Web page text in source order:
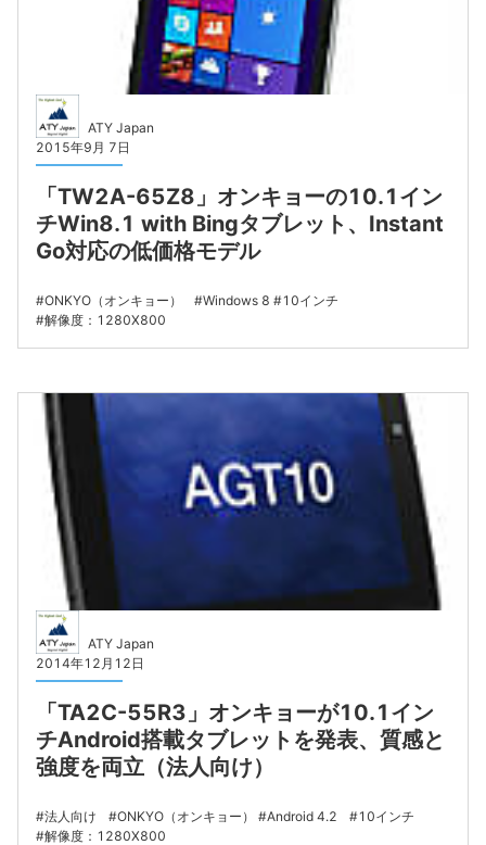
ATY Japan
2015年9月 7日
「TW2A-65Z8」オンキョーの10.1イン
チWin8.1 with Bingタブレット、Instant
Go対応の低価格モデル
ONKYO（オンキョー） Windows 8
10インチ
解像度：1280X800
ATY Japan
2014年12月12日
「TA2C-55R3」オンキョーが10.1イン
チAndroid搭載タブレットを発表、質感と
強度を両立（法人向け）
法人向け ONKYO（オンキョー） Android 4.2
10インチ
解像度：1280X800